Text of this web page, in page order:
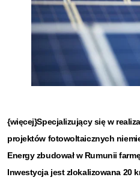
{więcej}Specjalizujący się w
projektów fotowoltaicznych
Energy zbudował w Rumunii
Inwestycja jest zlokalizowana 20